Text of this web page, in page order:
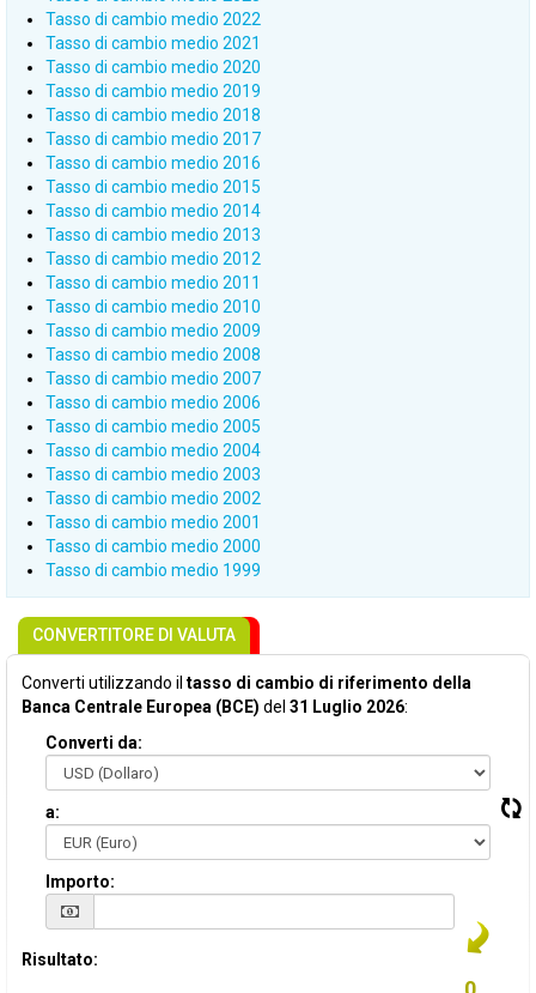
Tasso di cambio medio 2022
Tasso di cambio medio 2021
Tasso di cambio medio 2020
Tasso di cambio medio 2019
Tasso di cambio medio 2018
Tasso di cambio medio 2017
Tasso di cambio medio 2016
Tasso di cambio medio 2015
Tasso di cambio medio 2014
Tasso di cambio medio 2013
Tasso di cambio medio 2012
Tasso di cambio medio 2011
Tasso di cambio medio 2010
Tasso di cambio medio 2009
Tasso di cambio medio 2008
Tasso di cambio medio 2007
Tasso di cambio medio 2006
Tasso di cambio medio 2005
Tasso di cambio medio 2004
Tasso di cambio medio 2003
Tasso di cambio medio 2002
Tasso di cambio medio 2001
Tasso di cambio medio 2000
Tasso di cambio medio 1999
CONVERTITORE DI VALUTA
Converti utilizzando il tasso di cambio di riferimento della
Banca Centrale Europea (BCE) del 31 Luglio 2026:
Converti da:
a:
Importo:
Risultato: